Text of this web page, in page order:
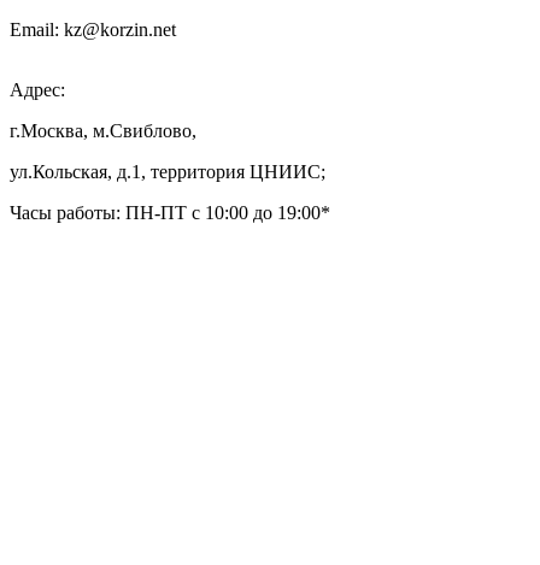
Email: kz@korzin.net
Адрес:
г.Москва, м.Свиблово,
ул.Кольская, д.1, территория ЦНИИС;
Часы работы: ПН-ПТ с 10:00 до 19:00*